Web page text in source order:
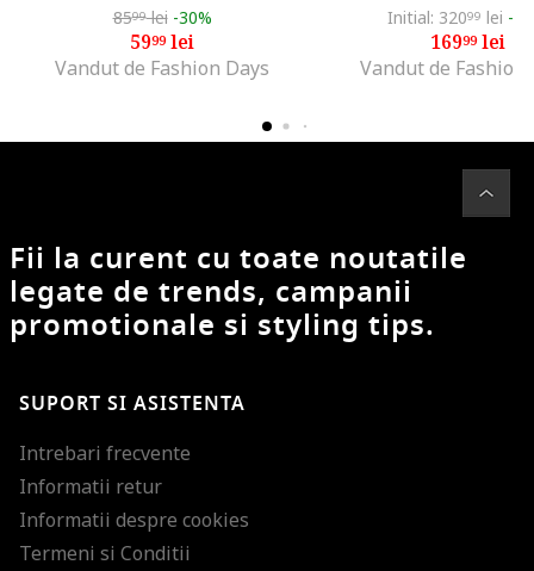
8599lei -30%
5999lei
Vandut de Fashion Days
Initial: 32099 lei -
16999lei
Vandut de Fashion
Fii la curent cu toate noutatile
legate de trends, campanii
promotionale si styling tips.
SUPORT SI ASISTENTA
Intrebari frecvente
Informatii retur
Informatii despre cookies
Termeni si Conditii